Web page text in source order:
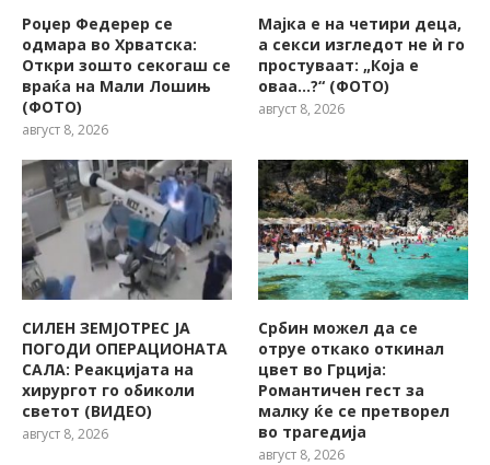
Роџер Федерер се
одмара во Хрватска:
Откри зошто секогаш се
враќа на Мали Лошињ
(ФОТО)
август 8, 2026
Мајка е на четири деца,
а секси изгледот не ѝ го
простуваат: „Која е
оваа…?“ (ФОТО)
август 8, 2026
СИЛЕН ЗЕМЈОТРЕС ЈА
ПОГОДИ ОПЕРАЦИОНАТА
САЛА: Реакцијата на
хирургот го обиколи
светот (ВИДЕО)
август 8, 2026
Србин можел да се
отруе откако откинал
цвет во Грција:
Романтичен гест за
малку ќе се претворел
во трагедија
август 8, 2026